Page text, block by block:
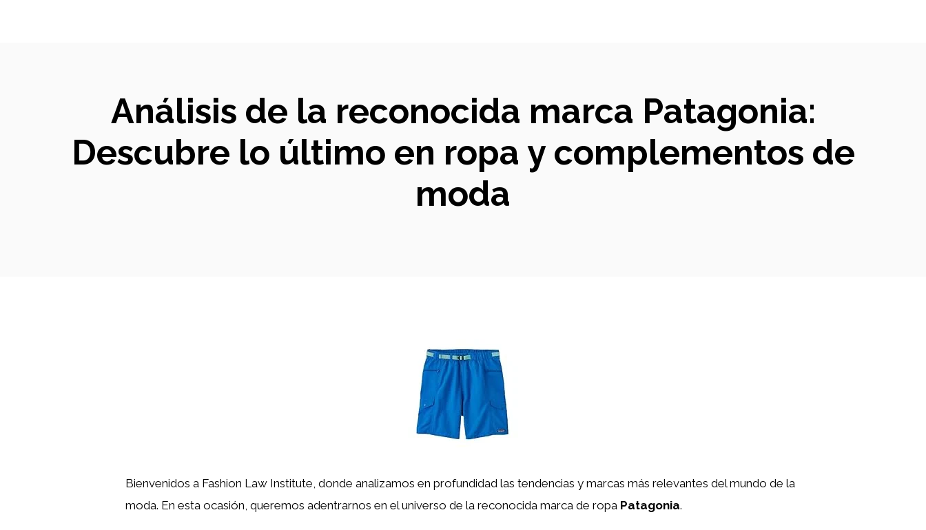
Análisis de la reconocida marca Patagonia:
Descubre lo último en ropa y complementos de
moda
Bienvenidos a Fashion Law Institute, donde analizamos en profundidad las tendencias y marcas más relevantes del mundo de la
moda. En esta ocasión, queremos adentrarnos en el universo de la reconocida marca de ropa Patagonia.